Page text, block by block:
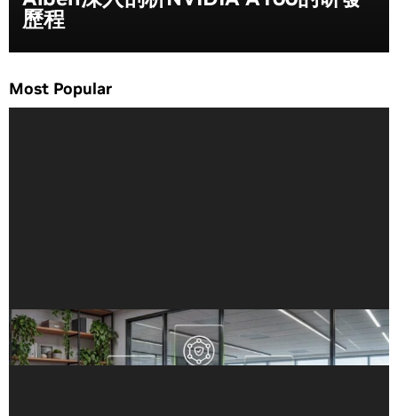
歷程
Most Popular
NVIDIA Nemotron 以 LangChain Deep Agents
Harness 達成基準測試領先效能